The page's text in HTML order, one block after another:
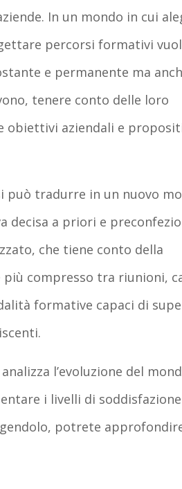
In un mondo in cui
percorsi formativi
e permanente ma
tenere conto delle loro
obiettivi aziendali e
tradurre in un nuovo
decisa a priori e
che tiene conto della
compresso tra riunioni,
formative capaci di
l’evoluzione del
i livelli di soddisfazione
potrete